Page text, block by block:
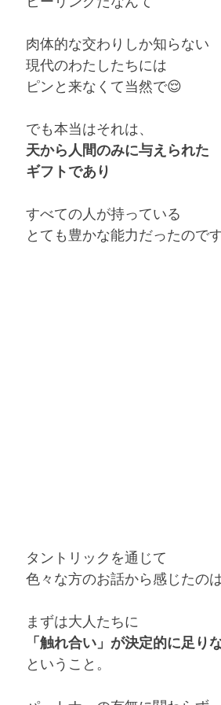
肉体的な交わりしか知らない
現代のわたしたちには
ピンと来なくて当然で😌
でも本当はそれは、
天から人間のみに与えられた
ギフトであり
すべての人が持っている
とても豊かな能力だったので
タントリックを通じて
色々な方のお話から感じたの
まずは大人たちに
「触れ合い」が決定的に足り
ということ。